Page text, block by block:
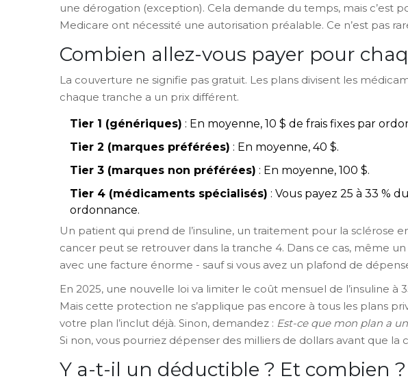
une dérogation (exception). Cela demande du temps, mais c’est
Medicare ont nécessité une autorisation préalable. Ce n’est pas
Combien allez-vous payer pour
La couverture ne signifie pas gratuit. Les plans divisent les
chaque tranche a un prix différent.
Tier 1 (génériques) : En moyenne, 10 $ de frais fixes par
Tier 2 (marques préférées) : En moyenne, 40 $.
Tier 3 (marques non préférées) : En moyenne, 100 $.
Tier 4 (médicaments spécialisés) : Vous payez 25 à 33 %
ordonnance.
Un patient qui prend de l’insuline, un traitement pour la sclérose
cancer peut se retrouver dans la tranche 4. Dans ce cas, même
avec une facture énorme - sauf si vous avez un plafond de
En 2025, une nouvelle loi va limiter le coût mensuel de l’insuline à
Mais cette protection ne s’applique pas encore à tous les plans
votre plan l’inclut déjà. Sinon, demandez : Est-ce que mon plan a
Si non, vous pourriez dépenser des milliers de dollars avant que
Y a-t-il un déductible ? Et combien ?